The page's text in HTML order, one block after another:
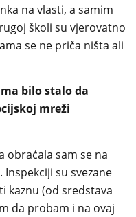
na vlasti, a samim
školi su vjerovatno
se ne priča ništa ali
bilo stalo da
mreži
obraćala sam se na
su svezane
kaznu (od sredstava
da probam i na ovaj